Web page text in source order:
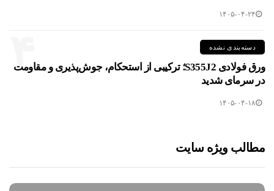
۱۴۰۵-۰۴-۲۴
۴ دسته‌بندی نشده
ورق فولادی S355J2؛ ترکیبی از استحکام، جوش‌پذیری و مقاومت
در سرمای شدید
۱۴۰۵-۰۴-۱۸
مطالب ویژه سایت